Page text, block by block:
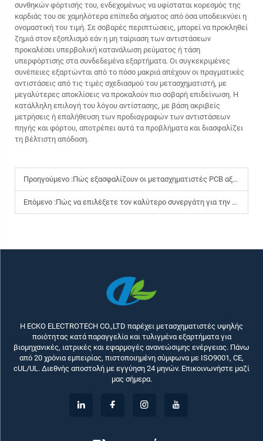
συνθηκών φόρτισής του, ενδεχομένως να υφίσταται κορεσμός της
καρδιάς του σε χαμηλότερα επίπεδα σήματος από όσα υποδεικνύει η
ονομαστική του τιμή. Σε σοβαρές περιπτώσεις, μπορεί να προκληθεί
ζημιά στον εξοπλισμό εάν η μη ταίριαση των αντιστάσεων
προκαλέσει υπερβολική κατανάλωση ρεύματος ή τάση
υπερφόρτισης στα συνδεδεμένα εξαρτήματα. Οι συγκεκριμένες
συνέπειες εξαρτώνται από το πόσο μακριά απέχουν οι πραγματικές
αντιστάσεις από τις τιμές σχεδιασμού του μετασχηματιστή, με
μεγαλύτερες αποκλίσεις να προκαλούν πιο σοβαρή επιδείνωση. Η
κατάλληλη επιλογή του λόγου αντίστασης, με βάση ακριβείς
μετρήσεις ή επαλήθευση των προδιαγραφών των αντιστάσεων
πηγής και φόρτου, αποτρέπει αυτά τα προβλήματα και διασφαλίζει
τη βέλτιστη απόδοση.
Προηγούμενο :Πώς εξασφαλίζουν οι μετασχηματιστές PCB αξιόπιστη μετατροπή ισχύος στις πλακέτες κυκλωμάτων;
Επόμενο :Πώς να επιλέξετε τον καλύτερο συνεργάτη για την παραγωγή προσαρμοστικών μετασχηματιστών;
Η ECKO ELECTROTECH CO.,LTD παρέχει μετασχηματιστές υψηλής
ποιότητας κατά παραγγελία και τυλιγμένα εξαρτήματα για
βιομηχανικές, ιατρικές και εφαρμογές ανανεώσιμης ενέργειας. Πάνω
από 20 χρόνια εμπειρίας, πιστοποιημένη σύμφωνα με ISO9001, CE,
cUL/UL. Διεθνής αποστολή με εγγύηση 24 μηνών. Επικοινωνήστε μαζί
μας σήμερα.